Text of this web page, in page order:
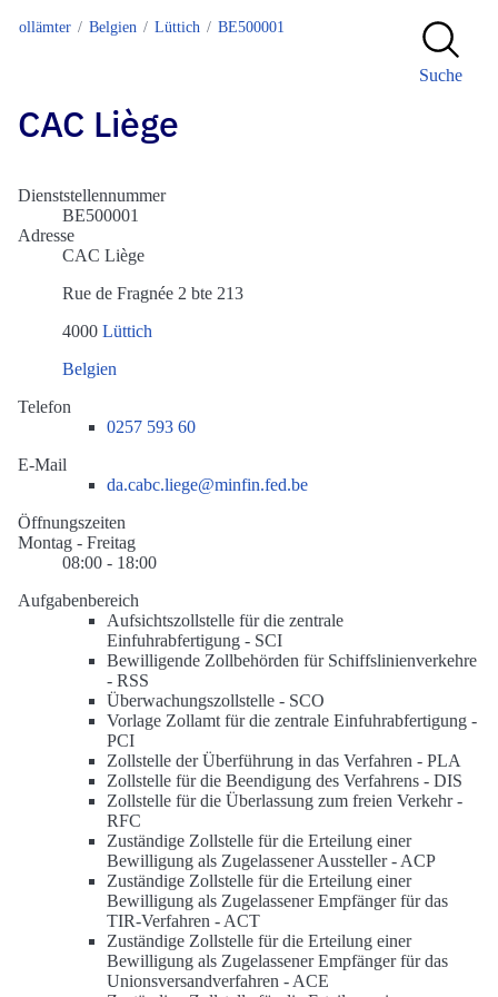
Zollämter Belgien Lüttich BE500001
Suche
CAC Liège
Dienststellennummer
BE500001
Adresse
CAC Liège
Rue de Fragnée 2 bte 213
4000 Lüttich
Belgien
Telefon
0257 593 60
E-Mail
da.cabc.liege@minfin.fed.be
Öffnungszeiten
Montag - Freitag
08:00 - 18:00
Aufgabenbereich
Aufsichtszollstelle für die zentrale
Einfuhrabfertigung - SCI
Bewilligende Zollbehörden für Schiffslinienverkehre
- RSS
Überwachungszollstelle - SCO
Vorlage Zollamt für die zentrale Einfuhrabfertigung -
PCI
Zollstelle der Überführung in das Verfahren - PLA
Zollstelle für die Beendigung des Verfahrens - DIS
Zollstelle für die Überlassung zum freien Verkehr -
RFC
Zuständige Zollstelle für die Erteilung einer
Bewilligung als Zugelassener Aussteller - ACP
Zuständige Zollstelle für die Erteilung einer
Bewilligung als Zugelassener Empfänger für das
TIR-Verfahren - ACT
Zuständige Zollstelle für die Erteilung einer
Bewilligung als Zugelassener Empfänger für das
Unionsversandverfahren - ACE